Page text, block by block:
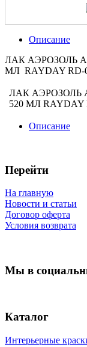
Описание
ЛАК АЭРОЗОЛЬ
МЛ RAYDAY RD-
ЛАК
520 МЛ RAYDAY
Описание
Перейти
На главную
Новости и статьи
Договор оферта
Условия возврата
Мы в
Каталог
Интерьерные